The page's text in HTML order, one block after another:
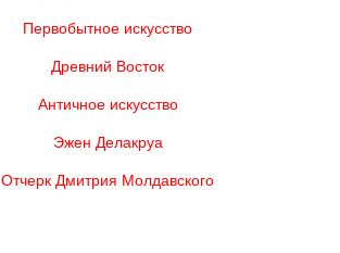
Первобытное искусство
Древний Восток
Античное искусство
Эжен Делакруа
Отчерк Дмитрия Молдавского